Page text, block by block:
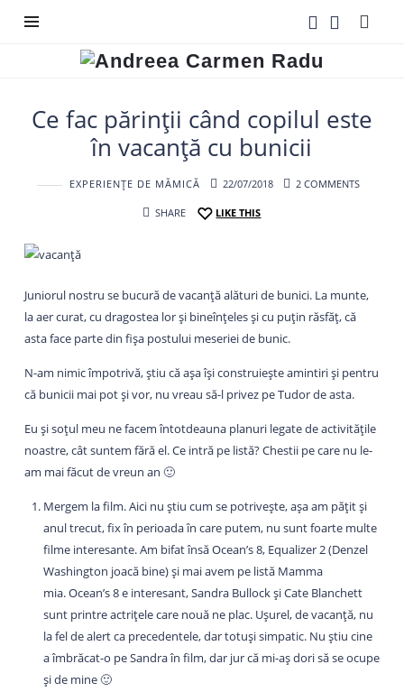
Andreea
Radu
Ce fac părinții când copilul este
în vacanță cu bunicii
EXPERIENȚE DE MĂMICĂ 22/07/2018 2 COMMENTS
SHARE LIKE THIS
Juniorul nostru se bucură de vacanță alături de bunici. La munte,
la aer curat, cu dragostea lor și bineînțeles și cu puțin răsfăț, că
asta face parte din fișa postului meseriei de bunic.
N-am nimic împotrivă, știu că așa își construiește amintiri și pentru
că bunicii mai pot și vor, nu vreau să-l privez pe Tudor de asta.
Eu și soțul meu ne facem întotdeauna planuri legate de activitățile
noastre, cât suntem fără el. Ce intră pe listă? Chestii pe care nu le-
am mai făcut de vreun an 🙂
Mergem la film. Aici nu știu cum se potrivește, așa am pățit și
anul trecut, fix în perioada în care putem, nu sunt foarte multe
filme interesante. Am bifat însă Ocean’s 8, Equalizer 2 (Denzel
Washington joacă bine) și mai avem pe listă Mamma
mia. Ocean’s 8 e interesant, Sandra Bullock și Cate Blanchett
sunt printre actrițele care nouă ne plac. Ușurel, de vacanță, nu
la fel de alert ca precedentele, dar totuși simpatic. Nu știu cine
a îmbrăcat-o pe Sandra în film, dar jur că mi-aș dori să se ocupe
și de mine 🙂